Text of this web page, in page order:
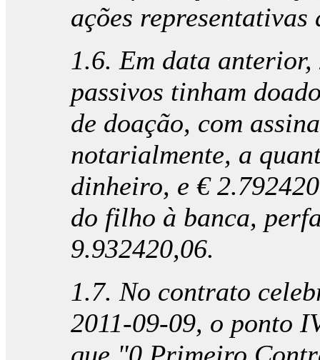
ações
1.6. Em data
passivos tinham
de doação, com
notarialmente, a
dinheiro, e €
do filho à banca,
9.932420,06.
1.7. No contrato
2011-09-09, o ponto